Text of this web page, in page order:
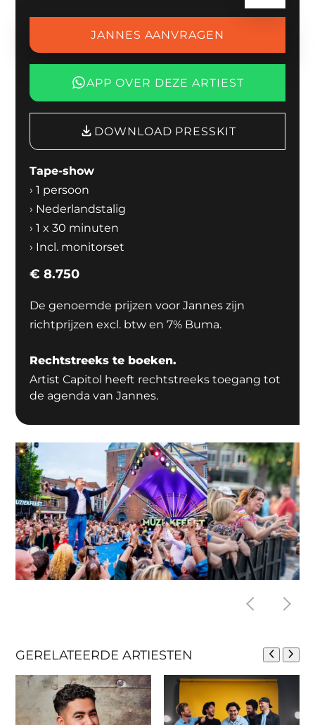
JANNES AANVRAGEN
APP OVER DEZE ARTIEST
DOWNLOAD PRESSKIT
Tape-show
› 1 persoon
› Nederlandstalig
› 1 x 30 minuten
› Incl. monitorset
€ 8.750
De genoemde prijzen voor Jannes zijn
richtprijzen excl. btw en 7% Buma.
Rechtstreeks te boeken.
Artist Capitol heeft rechtstreeks toegang tot
de agenda van Jannes.
GERELATEERDE ARTIESTEN